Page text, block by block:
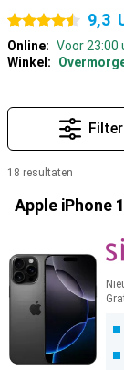
4.5 sterren 9,3
Online: Voor 23:00
Winkel:
Filter
18 resultaten
Producten
Apple iPhone